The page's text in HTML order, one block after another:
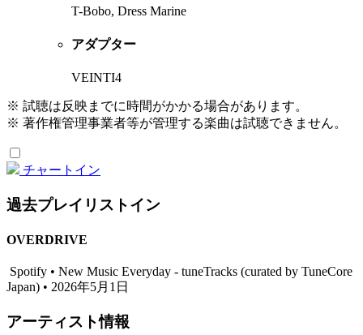
T-Bobo, Dress Marine
アダプター
VEINTI4
※ 試聴は反映までに時間がかかる場合があります。
※ 著作権管理事業者等が管理する楽曲は試聴できません。
チャートイン
過去プレイリストイン
OVERDRIVE
Spotify • New Music Everyday - tuneTracks (curated by TuneCore
Japan) • 2026年5月1日
アーティスト情報